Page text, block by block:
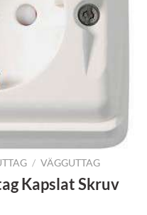
/ VÄGGUTTAG
Kapslat Skruv